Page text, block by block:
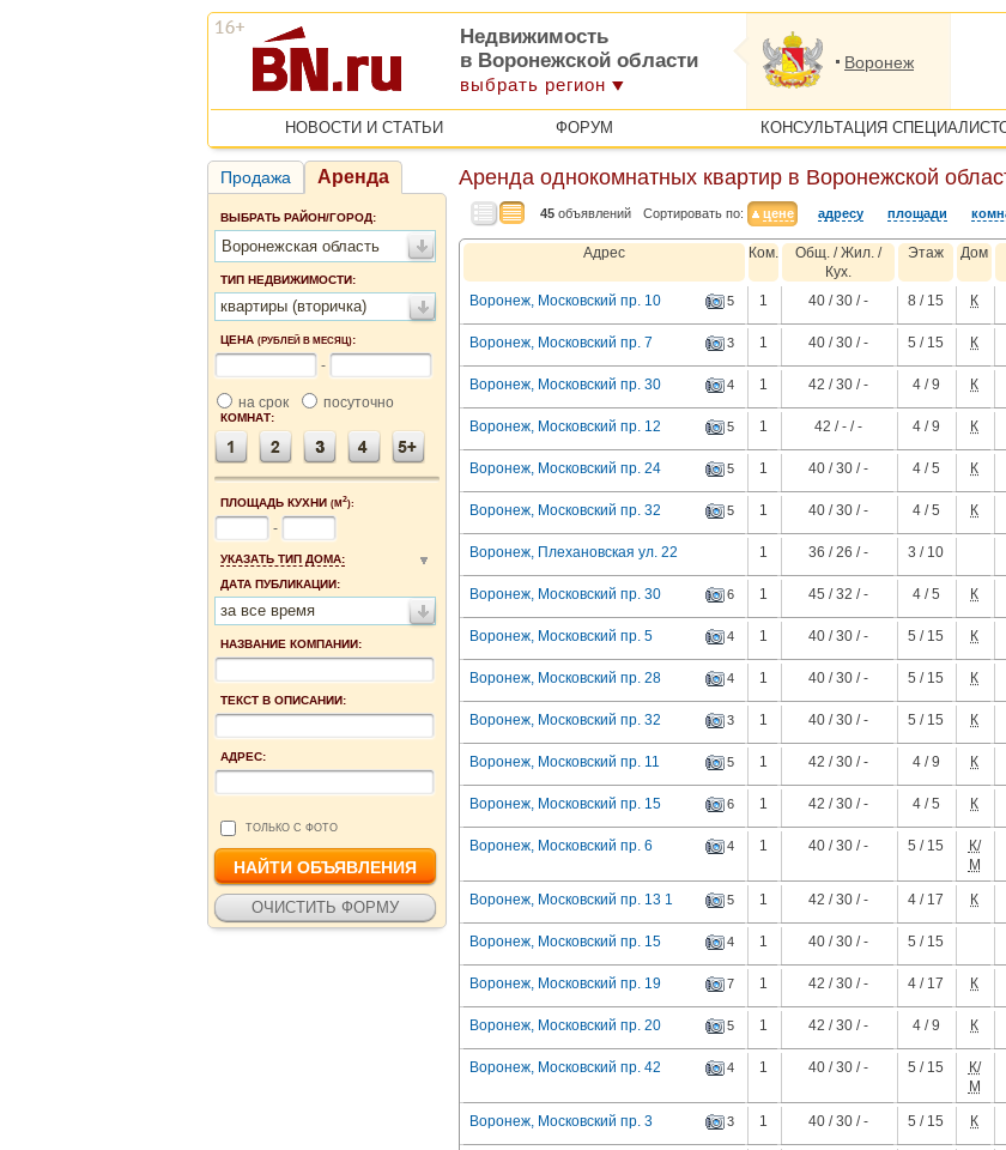
Недвижимость
в Воронежской области
выбрать регион
Воронеж
НОВОСТИ И СТАТЬИ ФОРУМ КОНСУЛЬТАЦИЯ
Продажа Аренда
ВЫБРАТЬ РАЙОН/ГОРОД:
Воронежская область
ТИП НЕДВИЖИМОСТИ:
квартиры (вторичка)
ЦЕНА (РУБЛЕЙ В МЕСЯЦ):
-
на срок посуточно
КОМНАТ:
ПЛОЩАДЬ КУХНИ (М2):
-
УКАЗАТЬ ТИП ДОМА:
ДАТА ПУБЛИКАЦИИ:
за все время
НАЗВАНИЕ КОМПАНИИ:
ТЕКСТ В ОПИСАНИИ:
АДРЕС:
ТОЛЬКО С ФОТО
Аренда однокомнатных квартир в Воронежской
45 объявлений Сортировать по: цене адресу площади
Адрес Ком.
Общ. / Жил. /
Кух.
Этаж Дом
Воронеж, Московский пр. 10 5 1 40 / 30 / - 8 / 15 К
Воронеж, Московский пр. 7 3 1 40 / 30 / - 5 / 15 К
Воронеж, Московский пр. 30 4 1 42 / 30 / - 4 / 9 К
Воронеж, Московский пр. 12 5 1 42 / - / - 4 / 9 К
Воронеж, Московский пр. 24 5 1 40 / 30 / - 4 / 5 К
Воронеж, Московский пр. 32 5 1 40 / 30 / - 4 / 5 К
Воронеж, Плехановская ул. 22 1 36 / 26 / - 3 / 10
Воронеж, Московский пр. 30 6 1 45 / 32 / - 4 / 5 К
Воронеж, Московский пр. 5 4 1 40 / 30 / - 5 / 15 К
Воронеж, Московский пр. 28 4 1 40 / 30 / - 5 / 15 К
Воронеж, Московский пр. 32 3 1 40 / 30 / - 5 / 15 К
Воронеж, Московский пр. 11 5 1 42 / 30 / - 4 / 9 К
Воронеж, Московский пр. 15 6 1 42 / 30 / - 4 / 5 К
Воронеж, Московский пр. 6 4 1 40 / 30 / - 5 / 15
К/
М
Воронеж, Московский пр. 13 1 5 1 42 / 30 / - 4 / 17 К
Воронеж, Московский пр. 15 4 1 40 / 30 / - 5 / 15
Воронеж, Московский пр. 19 7 1 42 / 30 / - 4 / 17 К
Воронеж, Московский пр. 20 5 1 42 / 30 / - 4 / 9 К
Воронеж, Московский пр. 42 4 1 40 / 30 / - 5 / 15
К/
М
Воронеж, Московский пр. 3 3 1 40 / 30 / - 5 / 15 К